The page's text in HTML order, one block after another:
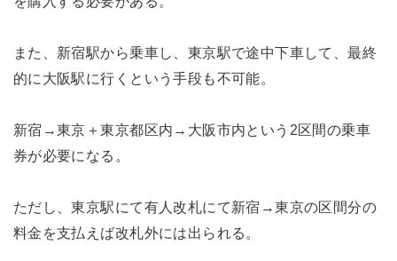
また、新宿駅から乗車し、東京駅で途中下車して、最終
的に大阪駅に行くという手段も不可能。
新宿→東京＋東京都区内→大阪市内という2区間の乗車
券が必要になる。
ただし、東京駅にて有人改札にて新宿→東京の区間分の
料金を支払えば改札外には出られる。